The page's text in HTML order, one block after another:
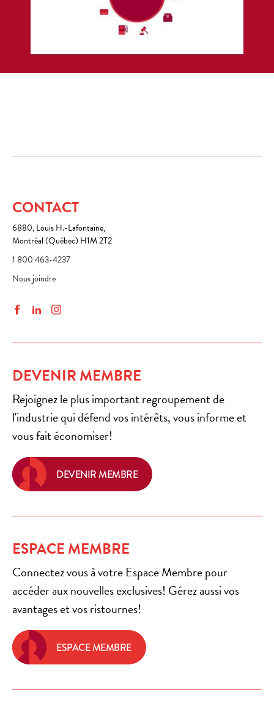
CONTACT
6880, Louis H.-Lafontaine,
Montréal (Québec) H1M 2T2
1 800 463-4237
Nous joindre
FacebookLinkedInInstagram
DEVENIR MEMBRE
Rejoignez le plus important regroupement de
l'industrie qui défend vos intérêts, vous informe et
vous fait économiser!
DEVENIR MEMBRE
ESPACE MEMBRE
Connectez vous à votre Espace Membre pour
accéder aux nouvelles exclusives! Gérez aussi vos
avantages et vos ristournes!
ESPACE MEMBRE